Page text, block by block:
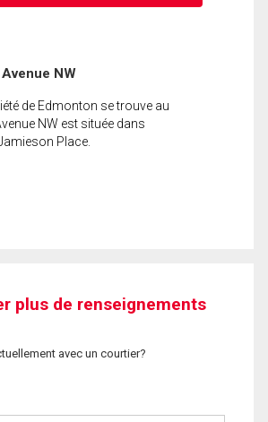
NW
de Edmonton se trouve au
NW est située dans
Place.
plus de renseignements
avec un courtier?